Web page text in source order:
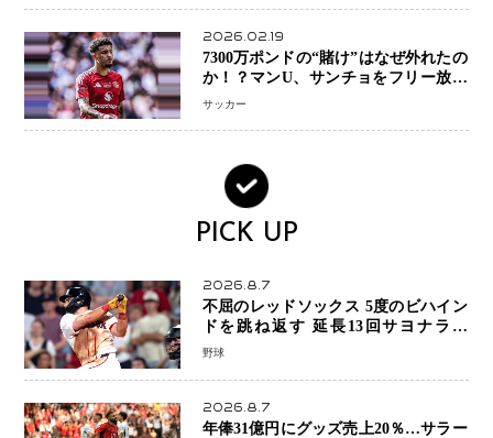
2026.02.19
7300万ポンドの“賭け”はなぜ外れたの
か！？マンU、サンチョをフリー放出
へ・・・補強戦略の転換点に
サッカー
PICK UP
2026.8.7
不屈のレッドソックス 5度のビハイン
ドを跳ね返す 延長13回サヨナラ勝
ち 吉田正尚選手も2安打1打点で貢献 4
野球
2026.8.7
年俸31億円にグッズ売上20％…サラー